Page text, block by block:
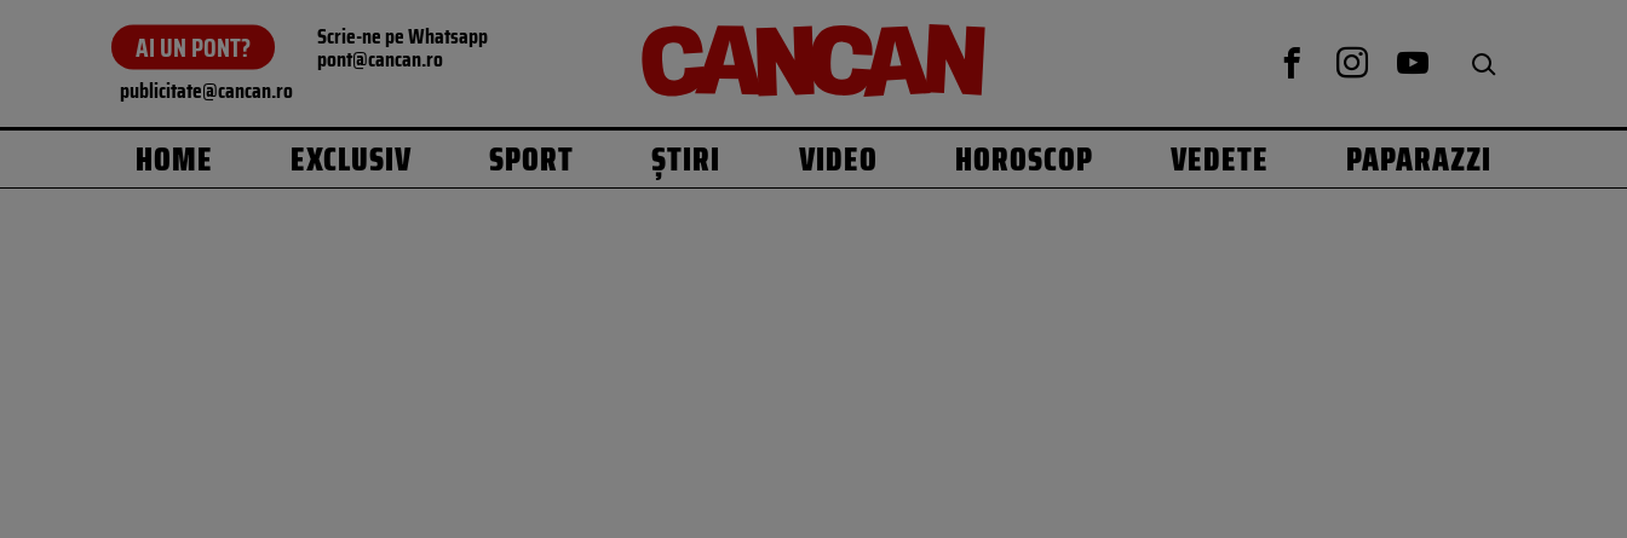
AI UN PONT? Scrie-ne pe Whatsapp
pont@cancan.ro
publicitate@cancan.ro
HOME EXCLUSIV SPORT ȘTIRI VIDEO HOROSCOP VEDETE PAPARAZZI